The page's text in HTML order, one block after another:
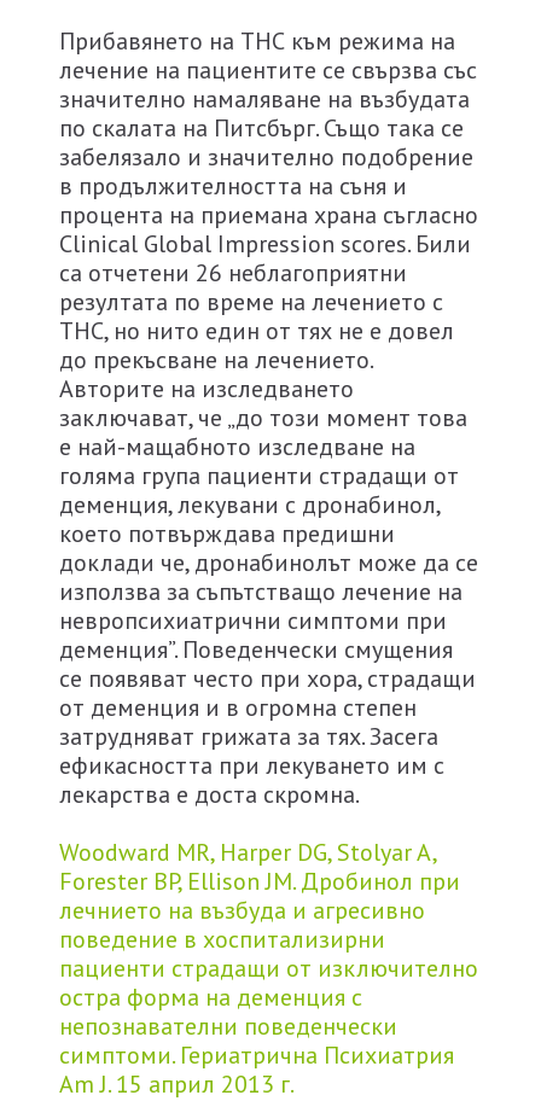
Прибавянето на ТНС към режима на
лечение на пациентите се свързва със
значително намаляване на възбудата
по скалата на Питсбърг. Също така се
забелязало и значително подобрение
в продължителността на съня и
процента на приемана храна съгласно
Clinical Global Impression scores. Били
са отчетени 26 неблагоприятни
резултата по време на лечението с
ТНС, но нито един от тях не е довел
до прекъсване на лечението.
Авторите на изследването
заключават, че „до този момент това
е най-мащабното изследване на
голяма група пациенти страдащи от
деменция, лекувани с дронабинол,
което потвърждава предишни
доклади че, дронабинолът може да се
използва за съпътстващо лечение на
невропсихиатрични симптоми при
деменция”. Поведенчески смущения
се появяват често при хора, страдащи
от деменция и в огромна степен
затрудняват грижата за тях. Засега
ефикасността при лекуването им с
лекарства е доста скромна.
Woodward MR, Harper DG, Stolyar A,
Forester BP, Ellison JM. Дробинол при
лечнието на възбуда и агресивно
поведение в хоспитализирни
пациенти страдащи от изключително
остра форма на деменция с
непознавателни поведенчески
симптоми. Гериатрична Психиатрия
Am J. 15 април 2013 г.